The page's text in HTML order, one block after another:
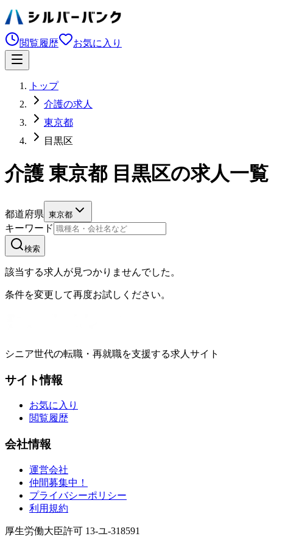
閲覧履歴 お気に入り
トップ
介護の求人
東京都
目黒区
介護 東京都 目黒区の求人一覧
都道府県 東京都
キーワード
検索
該当する求人が見つかりませんでした。
条件を変更して再度お試しください。
シニア世代の転職・再就職を支援する求人サイト
サイト情報
お気に入り
閲覧履歴
会社情報
運営会社
仲間募集中！
プライバシーポリシー
利用規約
厚生労働大臣許可 13-ユ-318591